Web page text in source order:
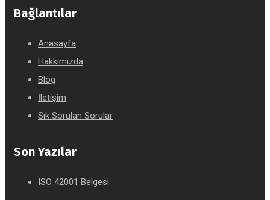
Bağlantılar
Anasayfa
Hakkımızda
Blog
İletişim
Sık Sorulan Sorular
Son Yazılar
ISO 42001 Belgesi